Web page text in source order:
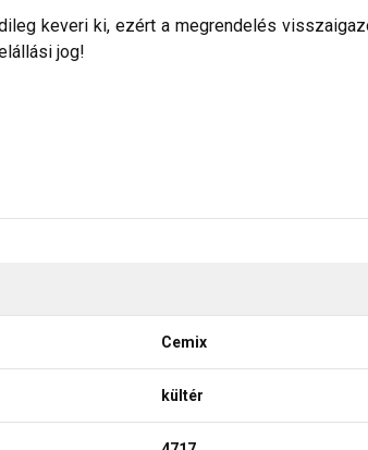
keveri ki, ezért a megrendelés
jog!
Cemix
kültér